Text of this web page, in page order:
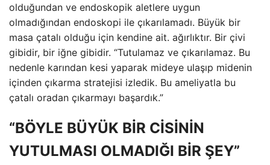
olduğundan ve endoskopik aletlere uygun
olmadığından endoskopi ile çıkarılamadı. Büyük bir
masa çatalı olduğu için kendine ait. ağırlıktır. Bir çivi
gibidir, bir iğne gibidir. “Tutulamaz ve çıkarılamaz. Bu
nedenle karından kesi yaparak mideye ulaşıp midenin
içinden çıkarma stratejisi izledik. Bu ameliyatla bu
çatalı oradan çıkarmayı başardık.”
“BÖYLE BÜYÜK BİR CİSİNİN
YUTULMASI OLMADIĞI BİR ŞEY”